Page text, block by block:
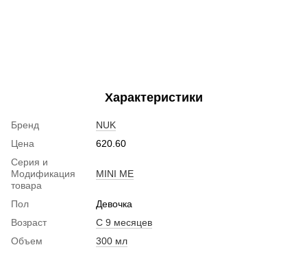
Характеристики
Бренд
NUK
Цена
620.60
Серия и
Модификация
товара
MINI ME
Пол
Девочка
Возраст
С 9 месяцев
Объем
300 мл